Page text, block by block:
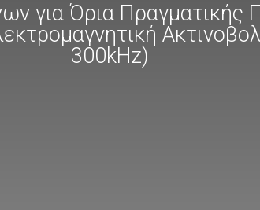
για Όρια Πραγματικής
300kHz)